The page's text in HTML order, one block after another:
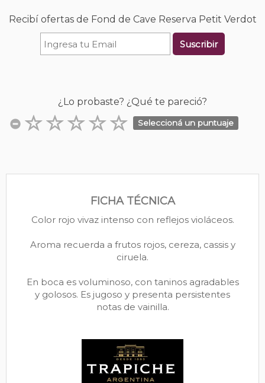
Recibí ofertas de Fond de Cave Reserva Petit Verdot
Suscribir
¿Lo probaste? ¿Qué te pareció?
Seleccioná un puntuaje
FICHA TÉCNICA
Color rojo vivaz intenso con reflejos violáceos.
Aroma recuerda a frutos rojos, cereza, cassis y
ciruela.
En boca es voluminoso, con taninos agradables
y golosos. Es jugoso y presenta persistentes
notas de vainilla.